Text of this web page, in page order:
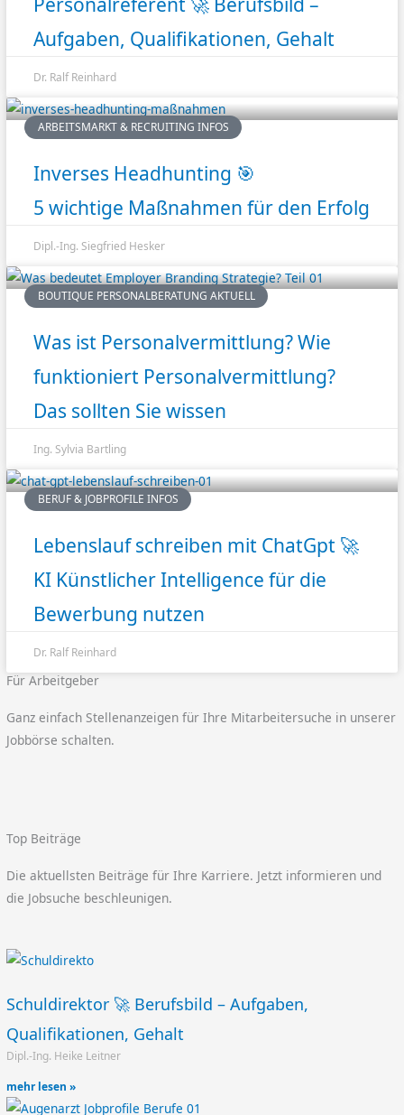
Aufgaben, Qualifikationen, Gehalt
Dr. Ralf Reinhard
ARBEITSMARKT & RECRUITING INFOS
Inverses Headhunting 🎯
5 wichtige Maßnahmen für den Erfolg
Dipl.-Ing. Siegfried Hesker
BOUTIQUE PERSONALBERATUNG AKTUELL
Was ist Personalvermittlung? Wie
funktioniert Personalvermittlung?
Das sollten Sie wissen
Ing. Sylvia Bartling
BERUF & JOBPROFILE INFOS
Lebenslauf schreiben mit ChatGpt 🚀
KI Künstlicher Intelligence für die
Bewerbung nutzen
Dr. Ralf Reinhard
Für Arbeitgeber
Ganz einfach Stellenanzeigen für Ihre Mitarbeitersuche in unserer
Jobbörse schalten.
Top Beiträge
Die aktuellsten Beiträge für Ihre Karriere. Jetzt informieren und
die Jobsuche beschleunigen.
Schuldirektor 🚀 Berufsbild – Aufgaben,
Qualifikationen, Gehalt
Dipl.-Ing. Heike Leitner
mehr lesen »